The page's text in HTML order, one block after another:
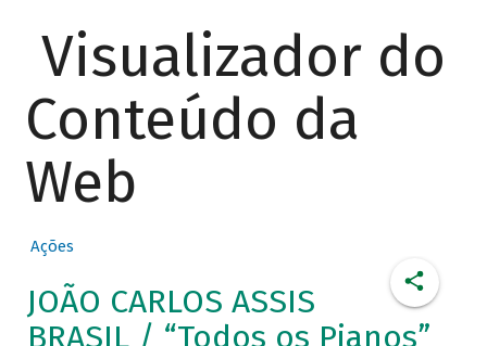
Visualizador do
Conteúdo da
Web
Ações
JOÃO CARLOS ASSIS
BRASIL / “Todos os Pianos”